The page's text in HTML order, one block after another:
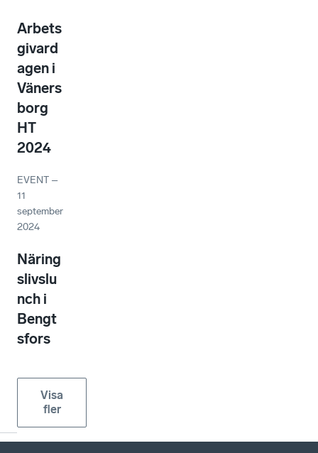
Arbets
givard
agen i
Väners
borg
HT
2024
EVENT –
11
september
2024
Näring
slivslu
nch i
Bengt
sfors
Visa
fler